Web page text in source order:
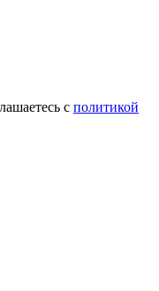
с политикой